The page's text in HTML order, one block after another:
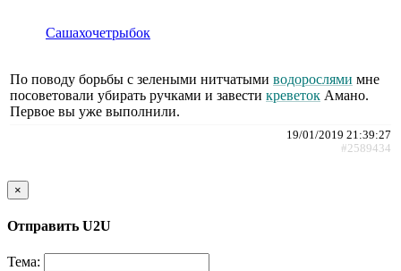
Сашахочетрыбок
По поводу борьбы с зелеными нитчатыми водорослями мне
посоветовали убирать ручками и завести креветок Амано.
Первое вы уже выполнили.
19/01/2019 21:39:27
#2589434
×
Отправить U2U
Тема: